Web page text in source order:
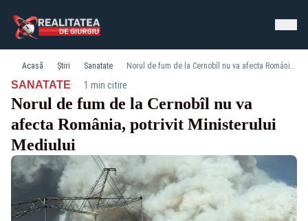
Acasă Știri Sanatate Norul de fum de la Cernobîl nu va afecta România, potrivit Ministerului Mediului
SANATATE· 1 min citire
Norul de fum de la Cernobîl nu va
afecta România, potrivit Ministerului
Mediului